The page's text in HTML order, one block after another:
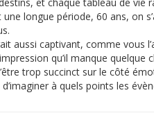
une longue période, 60 ans,
aussi captivant, comme vous
qu’il manque
trop succinct sur le côté
à quels points les